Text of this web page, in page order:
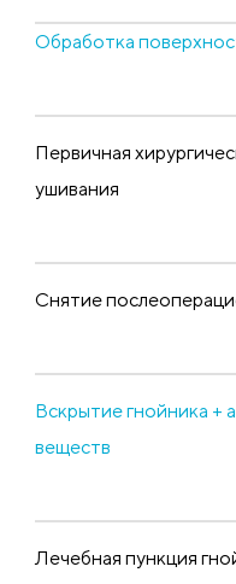
Обработка
Первичная
ушивания
Снятие
Вскрытие гнойника +
веществ
Лечебная пункция